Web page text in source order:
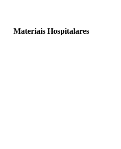
Materiais Hospitalares